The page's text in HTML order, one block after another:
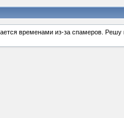
временами из-за спамеров. Решу